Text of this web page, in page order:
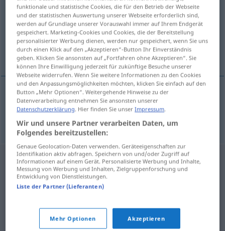
Übersicht aller Übersetzungen
(Für mehr Details die Übersetzung anklicken/antippen)
Zoll
ZollmMaß coul
funktionale und statistische Cookies, die für den Betrieb der Webseite
und der statistischen Auswertung unserer Webseite erforderlich sind,
werden auf Grundlage unserer Vorauswahl immer auf Ihrem Endgerät
gespeichert. Marketing-Cookies und Cookies, die der Bereitstellung
personalisierter Werbung dienen, werden nur gespeichert, wenn Sie uns
durch einen Klick auf den „Akzeptieren“-Button Ihr Einverständnis
geben. Klicken Sie ansonsten auf „Fortfahren ohne Akzeptieren“. Sie
können Ihre Einwilligung jederzeit für zukünftige Besuche unserer
Webseite widerrufen. Wenn Sie weitere Informationen zu den Cookies
und den Anpassungsmöglichkeiten möchten, klicken Sie einfach auf den
Button „Mehr Optionen“. Weitergehende Hinweise zu der
Datenverarbeitung entnehmen Sie ansonsten unserer
Datenschutzerklärung . Hier finden Sie unserImpressum
Wir und unsere Partner verarbeiten Daten, um
Folgendes bereitzustellen:
Genaue Geolocation-Daten verwenden. Geräteeigenschaften zur
Identifikation aktiv abfragen. Speichern von und/oder Zugriff auf
Informationen auf einem Gerät. Personalisierte Werbung und Inhalte,
Messung von Werbung und Inhalten, Zielgruppenforschung und
Entwicklung von Dienstleistungen.
Liste der Partner (Lieferanten)
Mehr Optionen Akzeptieren